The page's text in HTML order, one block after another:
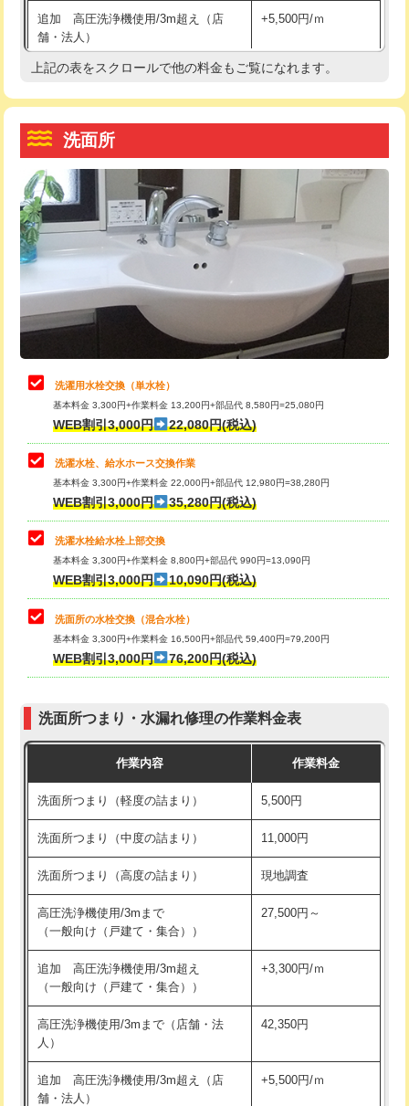
モルタル補修（厚さ10㎝まで） 27,500円
モルタル補修（厚さ10㎝超え） 38,500円
洗面台設置 38,500円
追加人工
廃棄・処分 現場見積
※給水管工事は20mmまでの価格です。
給水管工事※（バンド止め) 3,300円
給水管工事※（支持金具設置) 5,500円
給水管工事※（保温材使用（バンド止
め込み）)
5,500円
給水管工事※（土の掘削・埋め戻し作
業)
11,000円
給水管工事※（塩ビ管（VP・HI）使
用/3ｍまで)
33,000円
給水管工事※（塩ビ管（VP・HI）使
用（追加）/3ｍ超え)
給水管工事※（ライニング鋼管・銅
管・ポリ管・HT管使用/3ｍまで)
44,000円
給水管工事※（ライニング鋼管・銅
管・ポリ管・HT管使用/3ｍ超え)
排水管工事（土の掘削・埋め戻し作
業）
排水管工事（排水管工事/3ｍまで） 55,000円
排水管工事（追加 排水管工事/3ｍ超
え）
マス交換（土の掘削・埋め戻し作業）
マス交換（深さ50㎝未満）
マス交換（深さ50㎝以上）
モルタル補修（厚さ10㎝まで） 27,500円
モルタル補修（厚さ10㎝超え） 38,500円
洗面台設置 38,500円
バスタブ設置 現場見積
追加人工 16,500円
廃棄・処分
※給水管工事は20mmまでの価格です。
追加 高圧洗浄機使用/3m超え（店
舗・法人）
+5,500円/ｍ
高度高圧洗浄換 現地調査
トーラー機使用/3mまで
追加トーラー機使用/3m超え +3,300円
カメラ調査 33,000円
桝清掃
止水・漏水調査・防水処理・清掃・修
理・調整・分解・加工など（軽作業）
11,000円
止水・漏水調査・防水処理・清掃・修
理・調整・分解・加工など（中作業）
22,000円
止水・漏水調査・防水処理・清掃・修
理・調整・分解・加工など（重作業）
33,000円
キッチンタンク脱着
その他部品の脱着
交換・取付（タンク）
交換・取付(単水栓（壁付・デッキ
式）)
交換・取付(混合水栓（壁付・デッキ
式・ワンホール）)
16,500円+材料費
（P/S/ポップアップ））
交換・取付（その他部品） 11,000円+材料費
持込商品取付（単水栓） 13,200円
持込商品取付（混合水栓） 16,500円
持込商品取付（浄水器・分岐水栓） 16,500円
給水管工事※（ホール加工) 16,500円
給水管工事※（バンド止め)
給水管工事※（支持金具設置) 5,500円
給水管工事※（保温材使用（バンド止
め込み）)
5,500円
給水管工事※（土の掘削・埋め戻し作
業)
11,000円
上記の表をスクロールで他の料金もご覧になれます。
洗面所
洗濯用水栓交換（単水栓）
基本料金 3,300円+作業料金 13,200円+部品代 8,580円=25,080円
WEB割引3,000円 22,080円(税込)
洗濯水栓、給水ホース交換作業
基本料金 3,300円+作業料金 22,000円+部品代 12,980円=38,280円
WEB割引3,000円 35,280円(税込)
洗濯水栓給水栓上部交換
基本料金 3,300円+作業料金 8,800円+部品代 990円=13,090円
WEB割引3,000円 10,090円(税込)
洗面所の水栓交換（混合水栓）
基本料金 3,300円+作業料金 16,500円+部品代 59,400円=79,200円
WEB割引3,000円 76,200円(税込)
洗面所つまり・水漏れ修理の作業料金表
作業内容 作業料金
洗面所つまり（軽度の詰まり） 5,500円
洗面所つまり（中度の詰まり） 11,000円
洗面所つまり（高度の詰まり） 現地調査
高圧洗浄機使用/3mまで
（一般向け（戸建て・集合））
27,500円～
追加 高圧洗浄機使用/3m超え
（一般向け（戸建て・集合））
+3,300円/ｍ
高圧洗浄機使用/3mまで（店舗・法
人）
42,350円
追加 高圧洗浄機使用/3m超え（店
舗・法人）
+5,500円/ｍ